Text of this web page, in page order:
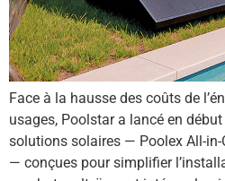
Face à la hausse des coûts de
usages, Poolstar a lancé en
solutions solaires — Poolex All-in-
— conçues pour simplifier